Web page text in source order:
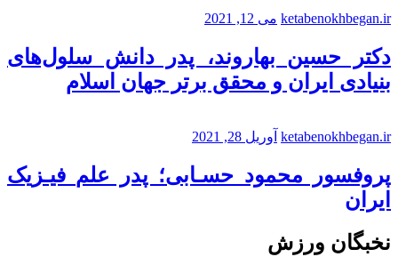
ketabenokhbegan.ir می 12, 2021
دکتر حسین بهاروند، پدر دانش سلول‌های
بنیادی ایران و محقق برتر جهان اسلام
ketabenokhbegan.ir آوریل 28, 2021
پروفسور محمود حسـابی؛ پدر علم فیـزیک
ایران
نخبگان ورزش